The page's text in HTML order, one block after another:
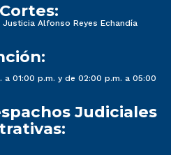
Alfonso Reyes Echandía
a 01:00 p.m. y de 02:00 p.m. a 05:00
Judiciales